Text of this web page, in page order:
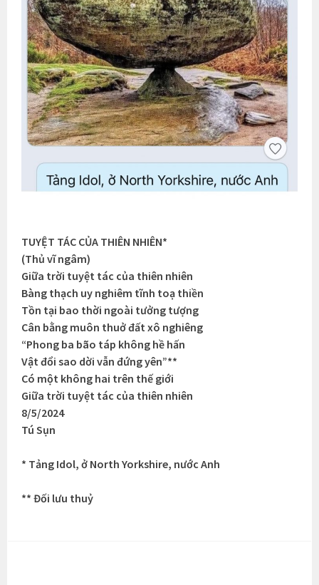
TUYỆT TÁC CỦA THIÊN NHIÊN*
(Thủ vĩ ngâm)
Giữa trời tuyệt tác của thiên nhiên
Bàng thạch uy nghiêm tĩnh toạ thiền
Tồn tại bao thời ngoài tưởng tượng
Cân bằng muôn thuở đất xô nghiêng
“Phong ba bão táp không hề hấn
Vật đổi sao dời vẫn đứng yên”**
Có một không hai trên thế giới
Giữa trời tuyệt tác của thiên nhiên
8/5/2024
Tú Sụn
* Tảng Idol, ở North Yorkshire, nước Anh
** Đối lưu thuỷ